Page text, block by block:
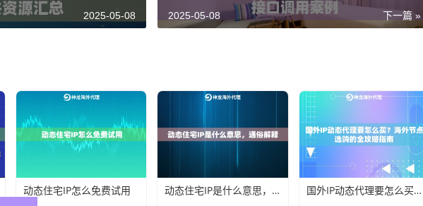
2025-05-08 下一篇 »
2025-05-08
动态住宅IP怎么免费试用 动态住宅IP是什么意思，通俗解释 国外IP动态代理要怎么买？海外节点选购的全攻略指南